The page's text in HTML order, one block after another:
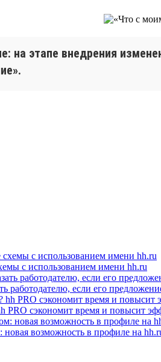
на этапе внедрения
с использованием имени hh.ru
работодателю, если его
PRO сэкономит время и повысит
возможность в профиле на